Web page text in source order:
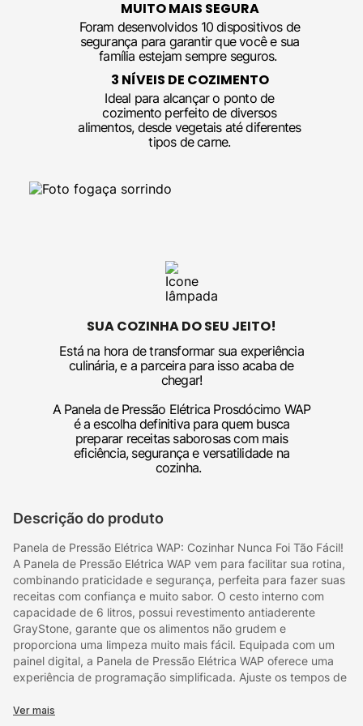
MUITO MAIS SEGURA
Foram desenvolvidos 10 dispositivos de
segurança para garantir que você e sua
família estejam sempre seguros.
3 NÍVEIS DE COZIMENTO
Ideal para alcançar o ponto de
cozimento perfeito de diversos
alimentos, desde vegetais até diferentes
tipos de carne.
SUA COZINHA DO SEU JEITO!
Está na hora de transformar sua experiência
culinária, e a parceira para isso acaba de
chegar!
A Panela de Pressão Elétrica Prosdócimo WAP
é a escolha definitiva para quem busca
preparar receitas saborosas com mais
eficiência, segurança e versatilidade na
cozinha.
Descrição do produto
Panela de Pressão Elétrica WAP: Cozinhar Nunca Foi Tão Fácil!
A Panela de Pressão Elétrica WAP vem para facilitar sua rotina,
combinando praticidade e segurança, perfeita para fazer suas
receitas com confiança e muito sabor. O cesto interno com
capacidade de 6 litros, possui revestimento antiaderente
GrayStone, garante que os alimentos não grudem e
proporciona uma limpeza muito mais fácil. Equipada com um
painel digital, a Panela de Pressão Elétrica WAP oferece uma
experiência de programação simplificada. Ajuste os tempos de
timer programável de até 24 horas possibilita o planejamento
Ver mais